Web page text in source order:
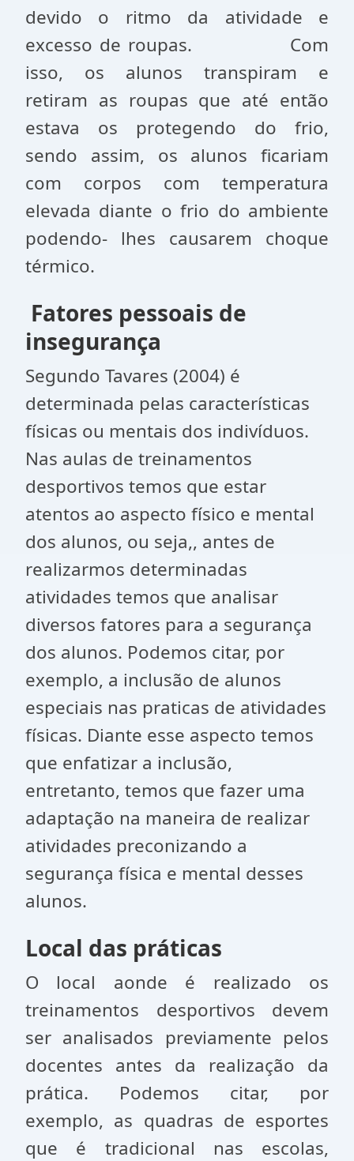
devido o ritmo da atividade e
excesso de roupas. Com
isso, os alunos transpiram e
retiram as roupas que até então
estava os protegendo do frio,
sendo assim, os alunos ficariam
com corpos com temperatura
elevada diante o frio do ambiente
podendo- lhes causarem choque
térmico.
Fatores pessoais de
insegurança
Segundo Tavares (2004) é
determinada pelas características
físicas ou mentais dos indivíduos.
Nas aulas de treinamentos
desportivos temos que estar
atentos ao aspecto físico e mental
dos alunos, ou seja,, antes de
realizarmos determinadas
atividades temos que analisar
diversos fatores para a segurança
dos alunos. Podemos citar, por
exemplo, a inclusão de alunos
especiais nas praticas de atividades
físicas. Diante esse aspecto temos
que enfatizar a inclusão,
entretanto, temos que fazer uma
adaptação na maneira de realizar
atividades preconizando a
segurança física e mental desses
alunos.
Local das práticas
O local aonde é realizado os
treinamentos desportivos devem
ser analisados previamente pelos
docentes antes da realização da
prática. Podemos citar, por
exemplo, as quadras de esportes
que é tradicional nas escolas,